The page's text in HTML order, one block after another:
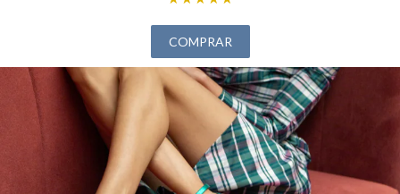
COMPRAR